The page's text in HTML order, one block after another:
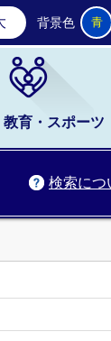
ムページ
背景色 青
育・スポーツ
検索につ